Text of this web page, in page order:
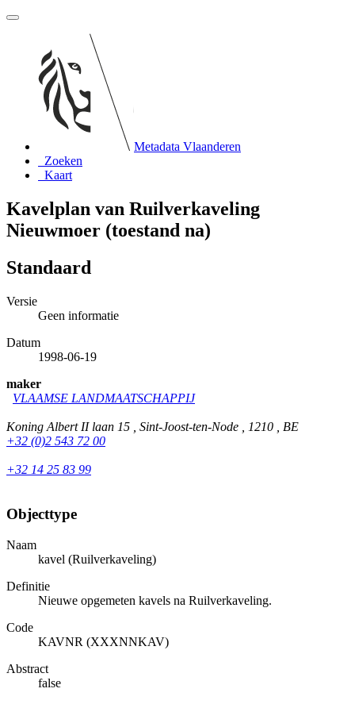
Metadata Vlaanderen
Zoeken
Kaart
Kavelplan van Ruilverkaveling
Nieuwmoer (toestand na)
Standaard
Versie
Geen informatie
Datum
1998-06-19
maker
VLAAMSE LANDMAATSCHAPPIJ
Koning Albert II laan 15 , Sint-Joost-ten-Node , 1210 , BE
+32 (0)2 543 72 00
+32 14 25 83 99
Objecttype
Naam
kavel (Ruilverkaveling)
Definitie
Nieuwe opgemeten kavels na Ruilverkaveling.
Code
KAVNR (XXXNNKAV)
Abstract
false